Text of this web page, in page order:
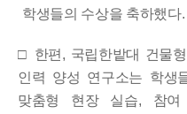
학생들의 수상을 축하했다.
□ 한편 , 국립한밭대 건물
인력 양성 연구소는 학생
맞춤형 현장 실습, 참